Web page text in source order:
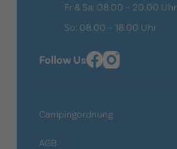
Fr & Sa: 08.00 – 20.00 Uhr
So: 08.00 – 18.00 Uhr
Follow Us
Campingordnung
AGB